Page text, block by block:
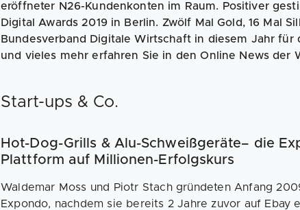
eröffneter N26-Kundenkonten im Raum. Positiver
Digital Awards 2019 in Berlin. Zwölf Mal Gold, 16 Mal
Bundesverband Digitale Wirtschaft in diesem Jahr für
und vieles mehr erfahren Sie in den Online News der
Start-ups & Co.
Hot-Dog-Grills & Alu-Schweißgeräte– die
Plattform auf Millionen-Erfolgskurs
Waldemar Moss und Piotr Stach gründeten Anfang
Expondo, nachdem sie bereits 2 Jahre zuvor auf Ebay